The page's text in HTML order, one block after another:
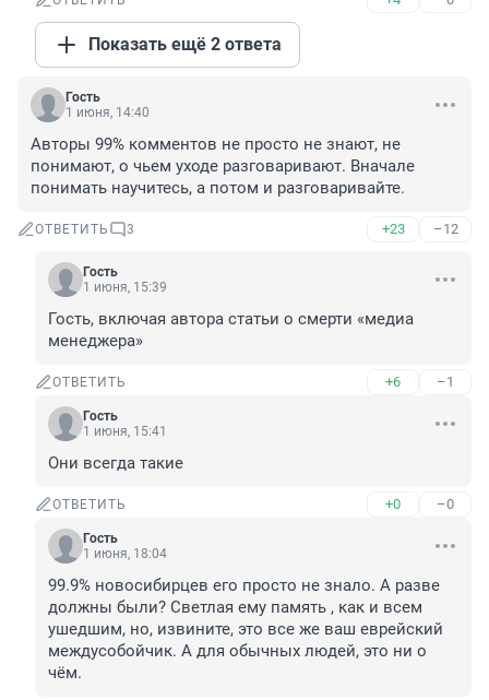
Показать ещё 2 ответа
Гость
1 июня, 14:40
Авторы 99% комментов не просто не знают, не
понимают, о чьем уходе разговаривают. Вначале
понимать научитесь, а потом и разговаривайте.
ОТВЕТИТЬ 3 +23 –12
Гость
1 июня, 15:39
Гость, включая автора статьи о смерти «медиа
менеджера»
ОТВЕТИТЬ +6 –1
Гость
1 июня, 15:41
Они всегда такие
ОТВЕТИТЬ +0 –0
Гость
1 июня, 18:04
99.9% новосибирцев его просто не знало. А разве
должны были? Светлая ему память , как и всем
ушедшим, но, извините, это все же ваш еврейский
междусобойчик. А для обычных людей, это ни о
чём.